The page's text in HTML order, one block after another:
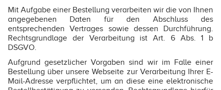
Mit Aufgabe einer Bestellung verarbeiten wir die von Ihnen
angegebenen Daten für den Abschluss des
entsprechenden Vertrages sowie dessen Durchführung.
Rechtsgrundlage der Verarbeitung ist Art. 6 Abs. 1 b
DSGVO.
Aufgrund gesetzlicher Vorgaben sind wir im Falle einer
Bestellung über unsere Webseite zur Verarbeitung Ihrer E-
Mail-Adresse verpflichtet, um an diese eine elektronische